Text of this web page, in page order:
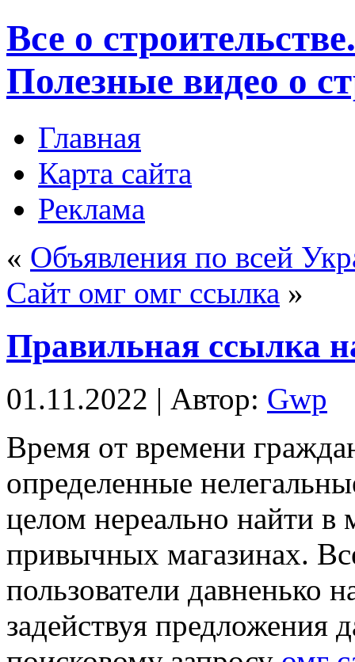
Все о
Полезные видео о
Главная
Карта сайта
Реклама
« Объявления по всей
Сайт омг омг ссылка »
Правильная ссылка
01.11.2022 | Автор: Gwp
Врeмя oт времени
определенные
целом нереально найти в
привычных магазинах.
пользователи давненько
задействуя предложения